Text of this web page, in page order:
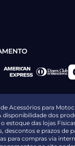
Acessórios para
disponibilidade dos
estoque das lojas
descontos e prazos de
para compras via